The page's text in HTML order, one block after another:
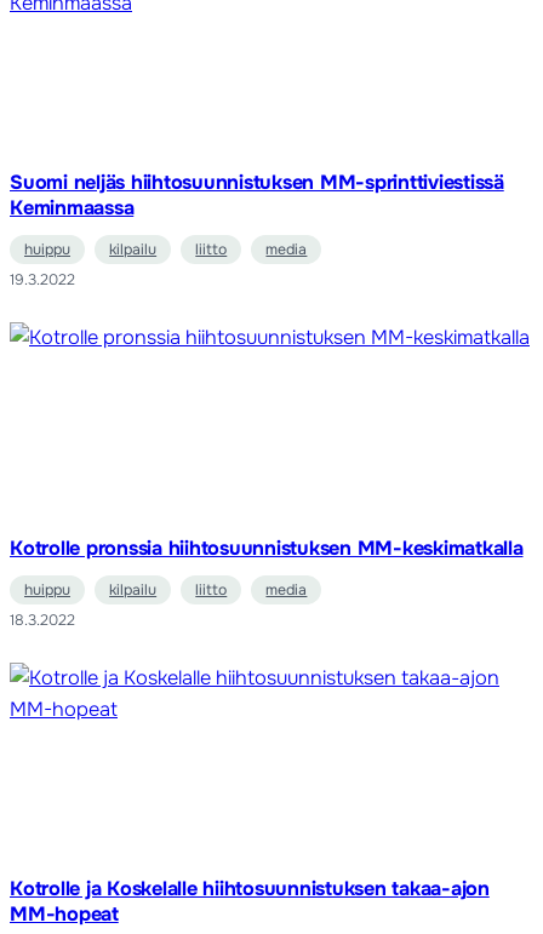
Suomi neljäs hiihtosuunnistuksen MM-sprinttiviestissä
Keminmaassa
huippu kilpailu liitto
media
19.3.2022
Kotrolle pronssia hiihtosuunnistuksen MM-keskimatkalla
huippu kilpailu liitto
media
18.3.2022
Kotrolle ja Koskelalle hiihtosuunnistuksen takaa-ajon
MM-hopeat